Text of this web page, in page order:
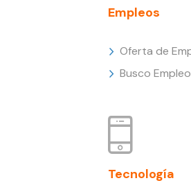
Empleos
Oferta de
Busco Empleo
Tecnología